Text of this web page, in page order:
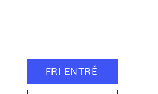
FRI ENTRÉ